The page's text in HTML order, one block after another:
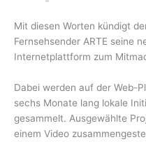
Mit diesen Worten kündigt
Fernsehsender ARTE seine
Internetplattform zum
Dabei werden auf der Web-
sechs Monate lang lokale
gesammelt. Ausgewählte
einem Video